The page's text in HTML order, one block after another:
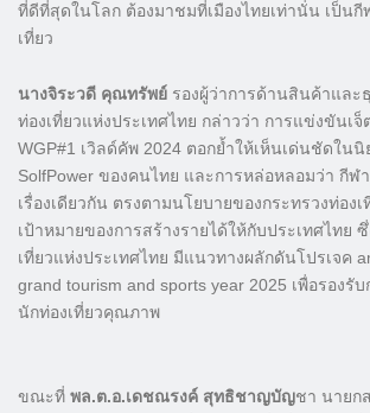
ที่ดีที่สุดในโลก ต้องมาชมที่เมืองไทยเท่านั่น เป็นกี
เที่ยว
นางจิระวดี คุณทรัพย์ รองผู้ว่าการด้านสินค้าและ
ท่องเที่ยวแห่งประเทศไทย กล่าวว่า การแข่งขันเ
WGP#1 เวิลด์คัพ 2024 ตอกย้ำให้เห็นเด่นชัดในนิ
SolfPower ของคนไทย และการหล่อหลอมว่า กีฬ
เรื่องเดียวกัน ตรงตามนโยบายของกระทรวงท่อง
เป้าหมายของการสร้างรายได้ให้กับประเทศไทย
เที่ยวแห่งประเทศไทย มีแนวทางผลักดันโปรเจค
grand tourism and sports year 2025 เพื่อรองรั
นักท่องเที่ยวคุณภาพ
ขณะที่ พล.ต.อ.เดชณรงค์ สุทธิชาญบัญชา นายก